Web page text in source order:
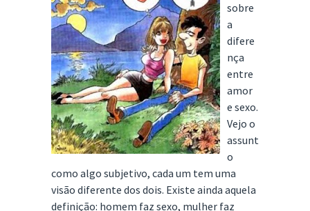
sobre
a
difere
nça
entre
amor
e sexo.
Vejo o
assunt
o
como algo subjetivo, cada um tem uma
visão diferente dos dois. Existe ainda aquela
definição: homem faz sexo, mulher faz